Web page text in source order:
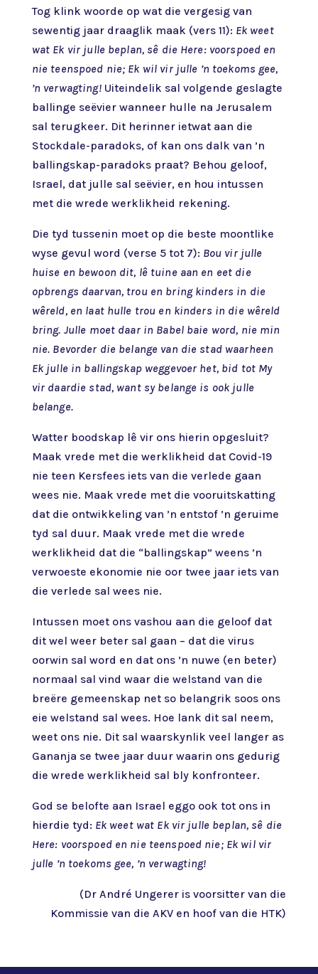
Tog klink woorde op wat die vergesig van
sewentig jaar draaglik maak (vers 11): Ek weet
wat Ek vir julle beplan, sê die Here: voorspoed en
nie teenspoed nie; Ek wil vir julle ’n toekoms gee,
’n verwagting! Uiteindelik sal volgende geslagte
ballinge seëvier wanneer hulle na Jerusalem
sal terugkeer. Dit herinner ietwat aan die
Stockdale-paradoks, of kan ons dalk van ’n
ballingskap-paradoks praat? Behou geloof,
Israel, dat julle sal seëvier, en hou intussen
met die wrede werklikheid rekening.
Die tyd tussenin moet op die beste moontlike
wyse gevul word (verse 5 tot 7): Bou vir julle
huise en bewoon dit, lê tuine aan en eet die
opbrengs daarvan, trou en bring kinders in die
wêreld, en laat hulle trou en kinders in die wêreld
bring. Julle moet daar in Babel baie word, nie min
nie. Bevorder die belange van die stad waarheen
Ek julle in ballingskap weggevoer het, bid tot My
vir daardie stad, want sy belange is ook julle
belange.
Watter boodskap lê vir ons hierin opgesluit?
Maak vrede met die werklikheid dat Covid-19
nie teen Kersfees iets van die verlede gaan
wees nie. Maak vrede met die vooruitskatting
dat die ontwikkeling van ’n entstof ’n geruime
tyd sal duur. Maak vrede met die wrede
werklikheid dat die “ballingskap” weens ’n
verwoeste ekonomie nie oor twee jaar iets van
die verlede sal wees nie.
Intussen moet ons vashou aan die geloof dat
dit wel weer beter sal gaan – dat die virus
oorwin sal word en dat ons ’n nuwe (en beter)
normaal sal vind waar die welstand van die
breëre gemeenskap net so belangrik soos ons
eie welstand sal wees. Hoe lank dit sal neem,
weet ons nie. Dit sal waarskynlik veel langer as
Gananja se twee jaar duur waarin ons gedurig
die wrede werklikheid sal bly konfronteer.
God se belofte aan Israel eggo ook tot ons in
hierdie tyd: Ek weet wat Ek vir julle beplan, sê die
Here: voorspoed en nie teenspoed nie; Ek wil vir
julle ’n toekoms gee, ’n verwagting!
(Dr André Ungerer is voorsitter van die
Kommissie van die AKV en hoof van die HTK)